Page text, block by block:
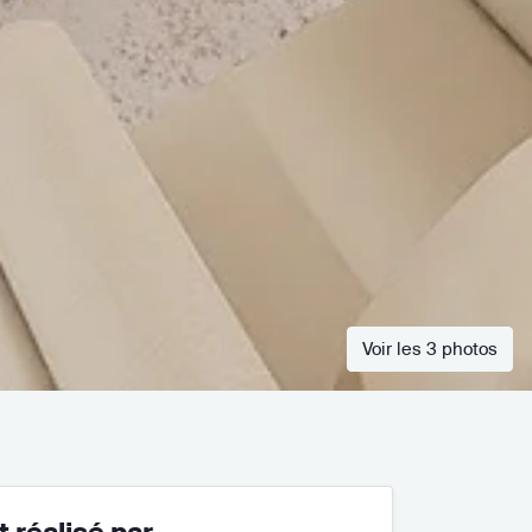
Voir les 3 photos